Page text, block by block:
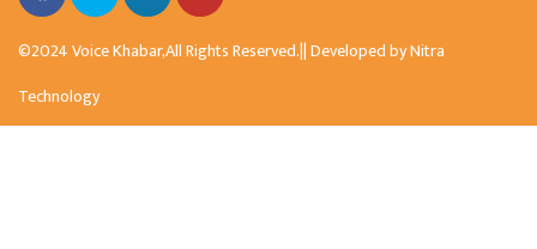
©2024 Voice Khabar,All Rights Reserved.|| Developed byNitra
Technology